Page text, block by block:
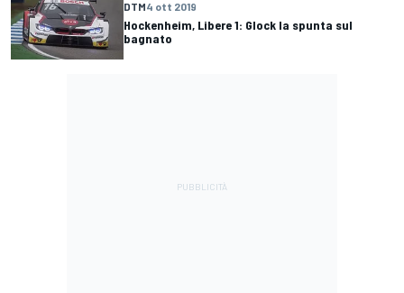
DTM4 ott 2019
Hockenheim, Libere 1: Glock la spunta sul
bagnato